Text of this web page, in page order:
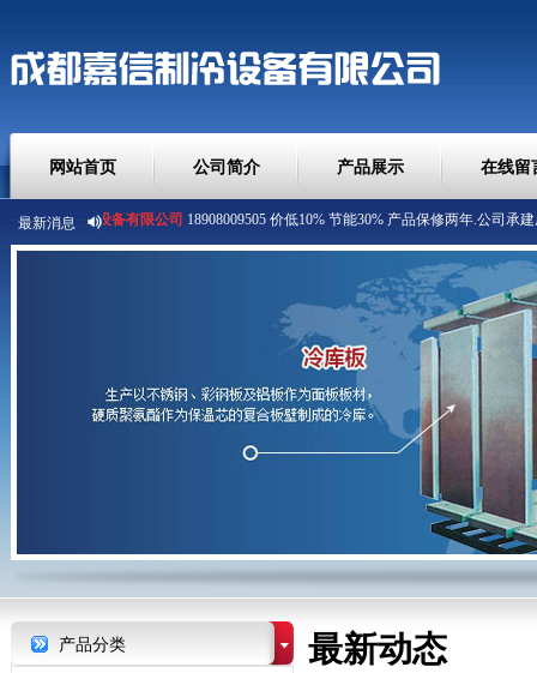
网站首页 公司简介 产品展示 在线留
最新消息
成都嘉信制冷设备有限公司 18908009505 价低10% 节能30% 产品保修两年.公司承
产品分类
最新动态